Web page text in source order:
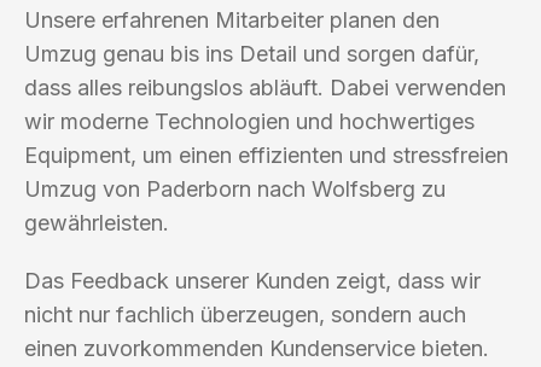
Unsere erfahrenen Mitarbeiter planen den
Umzug genau bis ins Detail und sorgen dafür,
dass alles reibungslos abläuft. Dabei verwenden
wir moderne Technologien und hochwertiges
Equipment, um einen effizienten und stressfreien
Umzug von Paderborn nach Wolfsberg zu
gewährleisten.
Das Feedback unserer Kunden zeigt, dass wir
nicht nur fachlich überzeugen, sondern auch
einen zuvorkommenden Kundenservice bieten.